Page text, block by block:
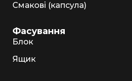
Смакові (капсула)
Фасування
Блок
Ящик